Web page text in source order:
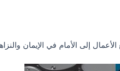
إلى الأمام في الإيمان